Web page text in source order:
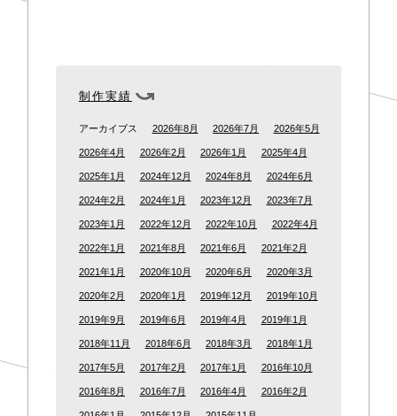
制作実績
アーカイブス 2026年8月 2026年7月 2026年5月
2026年4月 2026年2月 2026年1月 2025年4月
2025年1月 2024年12月 2024年8月 2024年6月
2024年2月 2024年1月 2023年12月 2023年7月
2023年1月 2022年12月 2022年10月 2022年4月
2022年1月 2021年8月 2021年6月 2021年2月
2021年1月 2020年10月 2020年6月 2020年3月
2020年2月 2020年1月 2019年12月 2019年10月
2019年9月 2019年6月 2019年4月 2019年1月
2018年11月 2018年6月 2018年3月 2018年1月
2017年5月 2017年2月 2017年1月 2016年10月
2016年8月 2016年7月 2016年4月 2016年2月